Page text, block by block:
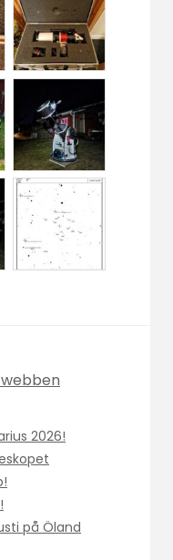
2026!
på Öland